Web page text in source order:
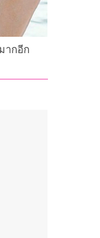
ากอีก